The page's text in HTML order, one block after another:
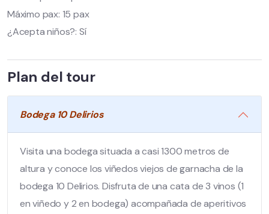
Máximo pax: 15 pax
¿Acepta niños?: Sí
Plan del tour
Bodega 10 Delirios
Visita una bodega situada a casi 1300 metros de
altura y conoce los viñedos viejos de garnacha de la
bodega 10 Delirios. Disfruta de una cata de 3 vinos (1
en viñedo y 2 en bodega) acompañada de aperitivos